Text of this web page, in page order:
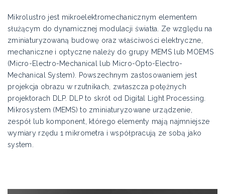
Mikrolustro jest mikroelektromechanicznym elementem
służącym do dynamicznej modulacji światła. Ze względu na
zminiaturyzowaną budowę oraz właściwości elektryczne,
mechaniczne i optyczne należy do grupy MEMS lub MOEMS
(Micro-Electro-Mechanical lub Micro-Opto-Electro-
Mechanical System). Powszechnym zastosowaniem jest
projekcja obrazu w rzutnikach, zwłaszcza potężnych
projektorach DLP. DLP to skrót od Digital Light Processing.
Mikrosystem (MEMS) to zminiaturyzowane urządzenie,
zespół lub komponent, którego elementy mają najmniejsze
wymiary rzędu 1 mikrometra i współpracują ze sobą jako
system.